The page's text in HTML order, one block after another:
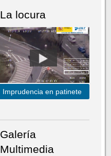
La locura
Imprudencia en patinete
Galería
Multimedia